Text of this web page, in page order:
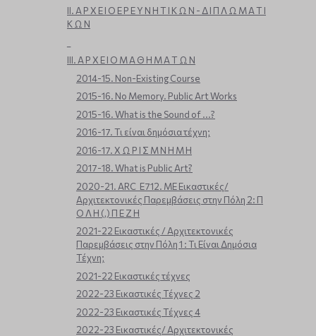
ΙΙ. Α Ρ Χ Ε Ι Ο Ε Ρ Ε Υ Ν Η Τ Ι Κ Ω Ν - Δ Ι Π Λ Ω Μ Α Τ Ι
Κ Ω Ν
ΙΙΙ. Α Ρ Χ Ε Ι Ο Μ Α Θ Η Μ Α Τ Ω Ν
2014-15. Non-Existing Course
2015-16. No Memory. Public Art Works
2015-16. What is the Sound of ...?
2016-17. Τι είναι δημόσια τέχνη;
2016-17. Χ Ω Ρ Ι Σ Μ Ν Η Μ Η
2017-18. What is Public Art?
2020-21. ARC_E712. ΜΕ Εικαστικές/
Αρχιτεκτονικές Παρεμβάσεις στην Πόλη 2: Π
Ο Λ Η (,) Π Ε Ζ Η
2021-22 Εικαστικές / Αρχιτεκτονικές
Παρεμβάσεις στην Πόλη 1 : Τι Είναι Δημόσια
Τέχνη;
2021-22 Εικαστικές τέχνες
2022-23 Εικαστικές Τέχνες 2
2022-23 Εικαστικές Τέχνες 4
2022-23 Εικαστικές/ Αρχιτεκτονικές